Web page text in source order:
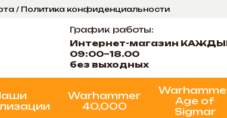
/ Политика конфиденциальности
График работы:
Интернет-магазин
09:00–18.00
без выходных
Warhammer
40,000
Age of
Sigmar